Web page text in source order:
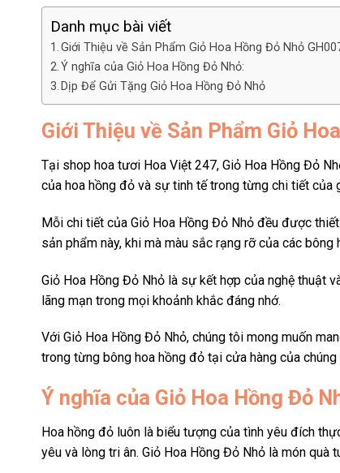
Danh mục bài viết
Giới Thiệu về Sản Phẩm Giỏ Hoa Hồng Đỏ Nhỏ
Ý nghĩa của Giỏ Hoa Hồng Đỏ Nhỏ:
Dịp Để Gửi Tặng Giỏ Hoa Hồng Đỏ Nhỏ
Giới Thiệu về Sản Phẩm Giỏ
Tại shop hoa tươi Hoa Việt 247, Giỏ Hoa Hồng Đỏ
của hoa hồng đỏ và sự tinh tế trong từng chi tiết
Mỗi chi tiết của Giỏ Hoa Hồng Đỏ Nhỏ đều được
sản phẩm này, khi mà màu sắc rạng rỡ của các
Giỏ Hoa Hồng Đỏ Nhỏ là sự kết hợp của nghệ thuật
lãng mạn trong mọi khoảnh khắc đáng nhớ.
Với Giỏ Hoa Hồng Đỏ Nhỏ, chúng tôi mong muốn
trong từng bông hoa hồng đỏ tại cửa hàng của chúng
Ý nghĩa của Giỏ Hoa Hồng Đỏ
Hoa hồng đỏ luôn là biểu tượng của tình yêu đích
yêu và lòng tri ân. Giỏ Hoa Hồng Đỏ Nhỏ là món